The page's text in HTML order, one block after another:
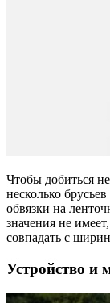
Чтобы добиться
несколько
обвязки на
значения не
совпадать с
Устройство и